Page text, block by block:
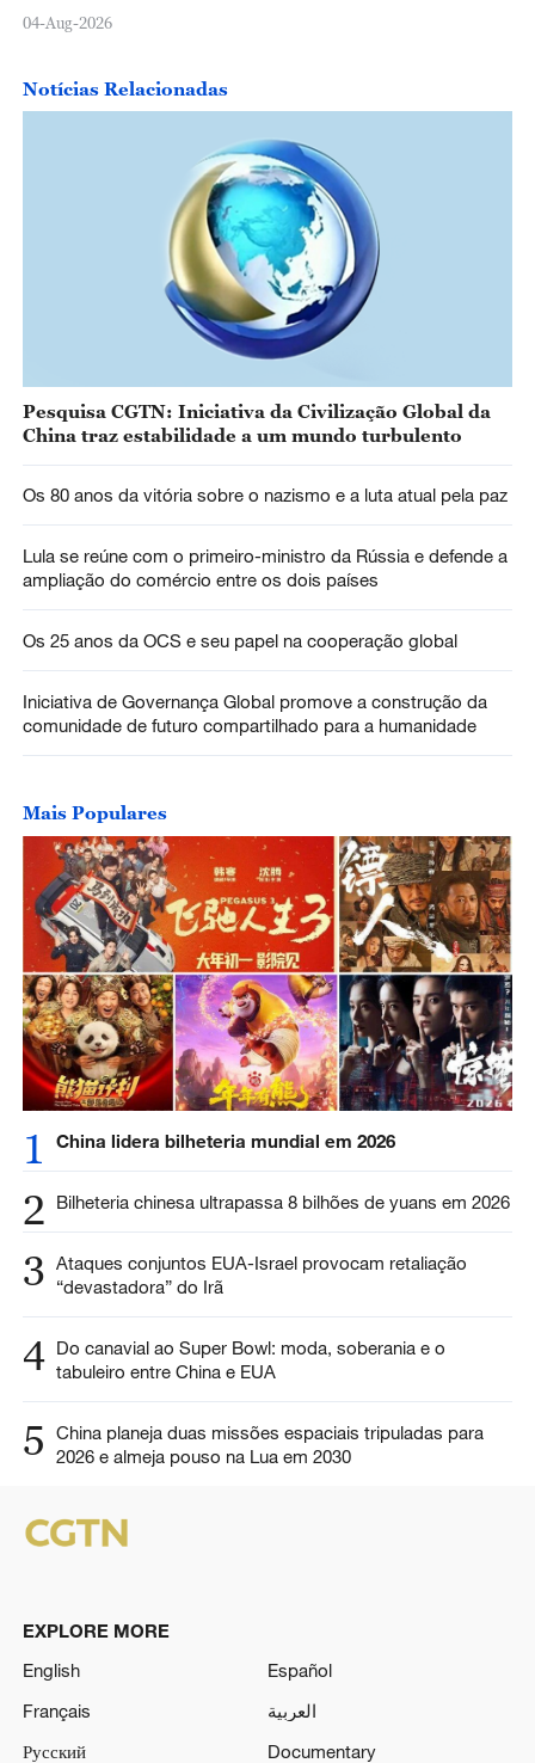
04-Aug-2026
Notícias Relacionadas
Pesquisa CGTN: Iniciativa da Civilização Global da
China traz estabilidade a um mundo turbulento
Os 80 anos da vitória sobre o nazismo e a luta atual pela paz
Lula se reúne com o primeiro-ministro da Rússia e defende a
ampliação do comércio entre os dois países
Os 25 anos da OCS e seu papel na cooperação global
Iniciativa de Governança Global promove a construção da
comunidade de futuro compartilhado para a humanidade
Mais Populares
1 China lidera bilheteria mundial em 2026
2 Bilheteria chinesa ultrapassa 8 bilhões de yuans em 2026
3 Ataques conjuntos EUA-Israel provocam retaliação
“devastadora” do Irã
4 Do canavial ao Super Bowl: moda, soberania e o
tabuleiro entre China e EUA
5
China planeja duas missões espaciais tripuladas para
2026 e almeja pouso na Lua em 2030
EXPLORE MORE
English
Español
Français
العربية
Русский
Documentary